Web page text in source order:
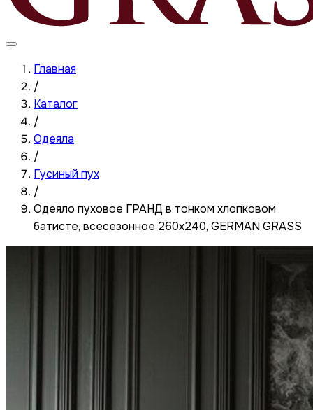
Главная
/
Каталог
/
Одеяла
/
Гусиный пух
/
Одеяло пуховое ГРАНД в тонком хлопковом
батисте, всесезонное 260x240, GERMAN GRASS